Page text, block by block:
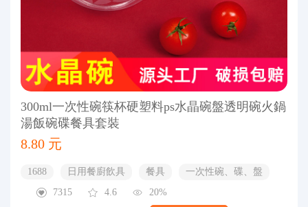
300ml一次性碗筷杯硬塑料ps水晶碗盤透明碗火鍋
湯飯碗碟餐具套裝
8.80 元
1688 日用餐廚飲具 餐具
一次性碗、碟、盤
7315
4.6 20%